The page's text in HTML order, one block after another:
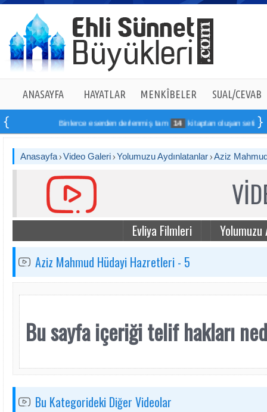
ANASAYFA HAYATLAR MENKÎBELER SUAL/CEVAB
Binlerce eserden derlenmiş tam 14 kitaptan oluşan seti
Anasayfa Video Galeri Yolumuzu Aydınlatanlar Aziz
Evliya Filmleri
Yolumuzu
Aziz Mahmud Hüdayi Hazretleri - 5
Bu sayfa içeriği telif hakları
Bu Kategorideki Diğer Videolar